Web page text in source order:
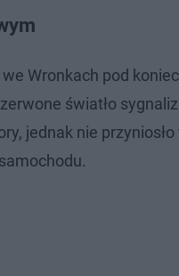
Wronkach pod
światło
jednak nie przyniosło